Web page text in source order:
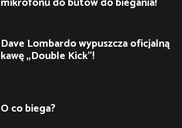
Dave Lombardo wypuszcza oficjalną
kawę „Double Kick”!
O co biega?